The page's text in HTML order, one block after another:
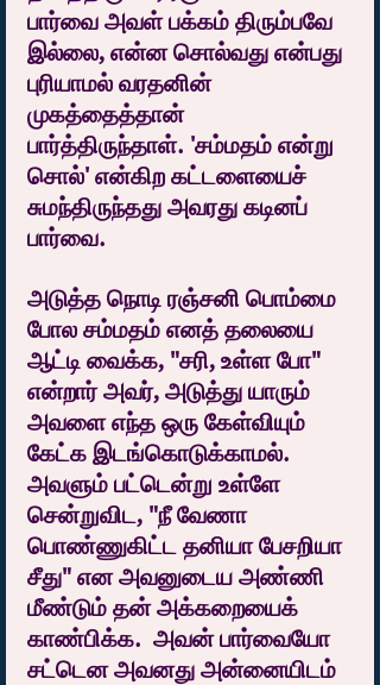
பார்வை அவள் பக்கம் திரும்பவே
இல்லை, என்ன சொல்வது என்பது
புரியாமல் வரதனின்
முகத்தைத்தான்
பார்த்திருந்தாள். 'சம்மதம் என்று
சொல்' என்கிற கட்டளையைச்
சுமந்திருந்தது அவரது கடினப்
பார்வை.
அடுத்த நொடி ரஞ்சனி பொம்மை
போல சம்மதம் எனத் தலையை
ஆட்டி வைக்க, "சரி, உள்ள போ"
என்றார் அவர், அடுத்து யாரும்
அவளை எந்த ஒரு கேள்வியும்
கேட்க இடங்கொடுக்காமல்.
அவளும் பட்டென்று உள்ளே
சென்றுவிட, "நீ வேணா
பொண்ணுகிட்ட தனியா பேசறியா
சீது" என அவனுடைய அண்ணி
மீண்டும் தன் அக்கறையைக்
காண்பிக்க.  அவன் பார்வையோ
சட்டென அவனது அன்னையிடம்